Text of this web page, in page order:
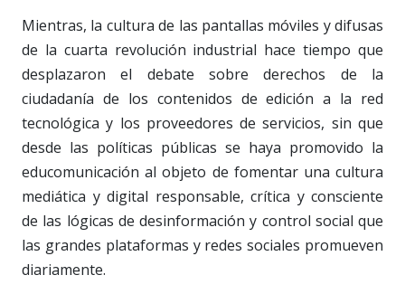
Mientras, la cultura de las pantallas móviles y difusas
de la cuarta revolución industrial hace tiempo que
desplazaron el debate sobre derechos de la
ciudadanía de los contenidos de edición a la red
tecnológica y los proveedores de servicios, sin que
desde las políticas públicas se haya promovido la
educomunicación al objeto de fomentar una cultura
mediática y digital responsable, crítica y consciente
de las lógicas de desinformación y control social que
las grandes plataformas y redes sociales promueven
diariamente.